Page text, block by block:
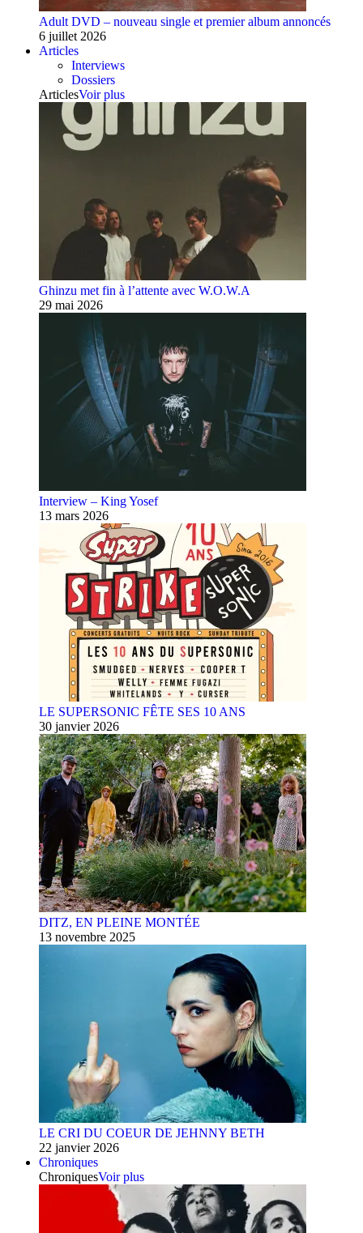
Adult DVD – nouveau single et premier album annoncés
6 juillet 2026
Articles
Interviews
Dossiers
ArticlesVoir plus
Ghinzu met fin à l’attente avec W.O.W.A
29 mai 2026
Interview – King Yosef
13 mars 2026
LE SUPERSONIC FÊTE SES 10 ANS
30 janvier 2026
DITZ, EN PLEINE MONTÉE
13 novembre 2025
LE CRI DU COEUR DE JEHNNY BETH
22 janvier 2026
Chroniques
ChroniquesVoir plus